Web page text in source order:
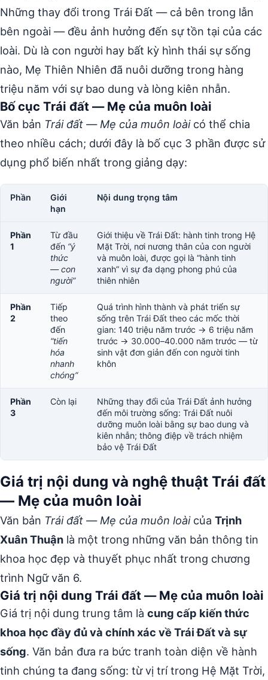
Những thay đổi trong Trái Đất — cả bên trong lẫn
bên ngoài — đều ảnh hưởng đến sự tồn tại của các
loài. Dù là con người hay bất kỳ hình thái sự sống
nào, Mẹ Thiên Nhiên đã nuôi dưỡng trong hàng
triệu năm với sự bao dung và lòng kiên nhẫn.
Bố cục Trái đất — Mẹ của muôn loài
Văn bản Trái đất — Mẹ của muôn loàicó thể chia
theo nhiều cách; dưới đây là bố cục 3 phần được sử
dụng phổ biến nhất trong giảng dạy:
Phần
Giới
hạn
Nội dung trọng tâm
Phần
1
Từ đầu
đến “ý
thức
— con
người”
Giới thiệu về Trái Đất: hành tinh trong Hệ
Mặt Trời, nơi nương thân của con người
và muôn loài, được gọi là “hành tinh
xanh” vì sự đa dạng phong phú của
thiên nhiên
Phần
2
Tiếp
theo
đến
“tiến
hóa
nhanh
chóng”
Quá trình hình thành và phát triển sự
sống trên Trái Đất theo các mốc thời
gian: 140 triệu năm trước → 6 triệu năm
trước → 30.000–40.000 năm trước — từ
sinh vật đơn giản đến con người tinh
khôn
Phần
3
Còn lại
Những thay đổi của Trái Đất ảnh hưởng
đến môi trường sống: Trái Đất nuôi
dưỡng muôn loài bằng sự bao dung và
kiên nhẫn; thông điệp về trách nhiệm
bảo vệ Trái Đất
Giá trị nội dung và nghệ thuật Trái đất
— Mẹ của muôn loài
Văn bản Trái đất — Mẹ của muôn loàicủa Trịnh
Xuân Thuận là một trong những văn bản thông tin
khoa học đẹp và thuyết phục nhất trong chương
trình Ngữ văn 6.
Giá trị nội dung Trái đất — Mẹ của muôn loài
Giá trị nội dung trung tâm là cung cấp kiến thức
khoa học đầy đủ và chính xác về Trái Đất và sự
sống. Văn bản đưa ra bức tranh toàn diện về hành
tinh chúng ta đang sống: từ vị trí trong Hệ Mặt Trời,